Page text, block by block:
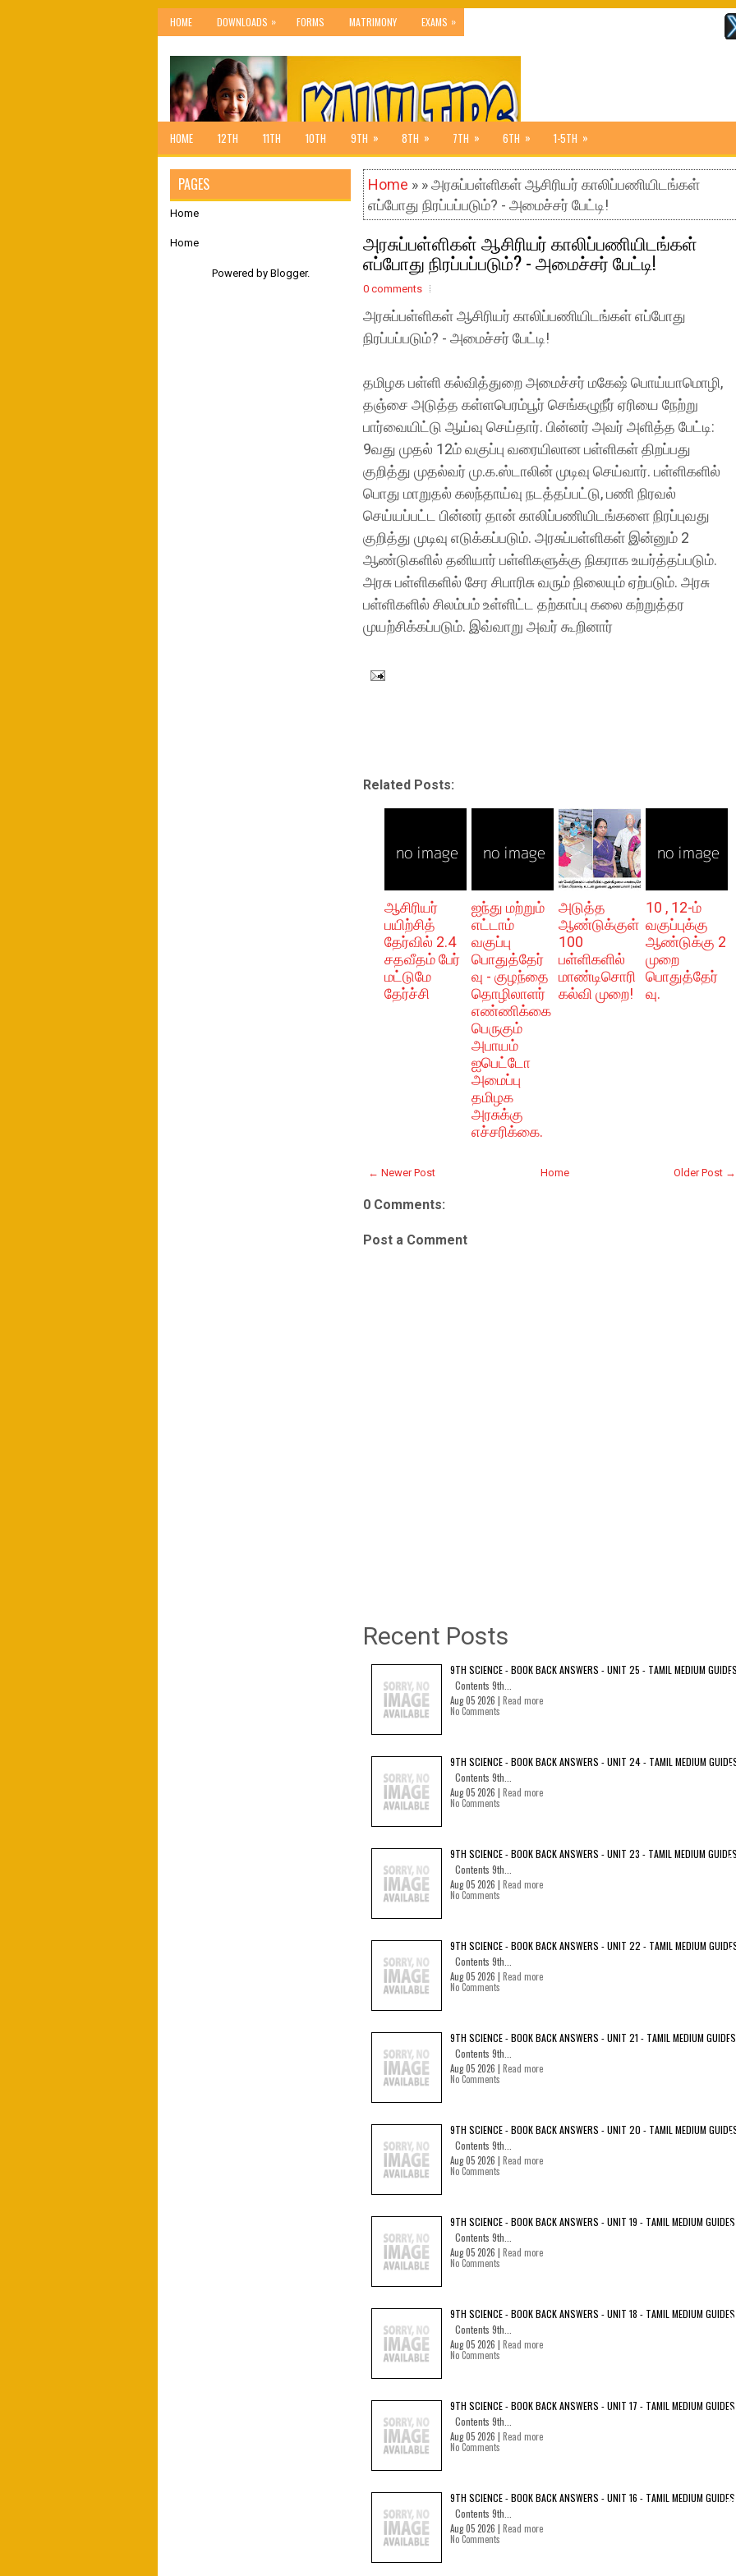
HOME DOWNLOADS » FORMS MATRIMONY EXAMS »
HOME 12TH 11TH 10TH 9TH » 8TH » 7TH » 6TH » 1-5TH »
Home » » அரசுப்பள்ளிகள் ஆசிரியர் காலிப்பணியிடங்கள்
எப்போது நிரப்பப்படும்? - அமைச்சர் பேட்டி!
அரசுப்பள்ளிகள் ஆசிரியர் காலிப்பணியிடங்கள்
எப்போது நிரப்பப்படும்? - அமைச்சர் பேட்டி!
0 comments
அரசுப்பள்ளிகள் ஆசிரியர் காலிப்பணியிடங்கள் எப்போது
நிரப்பப்படும்? - அமைச்சர் பேட்டி!
தமிழக பள்ளி கல்வித்துறை அமைச்சர் மகேஷ் பொய்யாமொழி,
தஞ்சை அடுத்த கள்ளபெரம்பூர் செங்கழுநீர் ஏரியை நேற்று
பார்வையிட்டு ஆய்வு செய்தார். பின்னர் அவர் அளித்த பேட்டி:
9வது முதல் 12ம் வகுப்பு வரையிலான பள்ளிகள் திறப்பது
குறித்து முதல்வர் மு.க.ஸ்டாலின் முடிவு செய்வார். பள்ளிகளில்
பொது மாறுதல் கலந்தாய்வு நடத்தப்பட்டு, பணி நிரவல்
செய்யப்பட்ட பின்னர் தான் காலிப்பணியிடங்களை நிரப்புவது
குறித்து முடிவு எடுக்கப்படும். அரசுப்பள்ளிகள் இன்னும் 2
ஆண்டுகளில் தனியார் பள்ளிகளுக்கு நிகராக உயர்த்தப்படும்.
அரசு பள்ளிகளில் சேர சிபாரிசு வரும் நிலையும் ஏற்படும். அரசு
பள்ளிகளில் சிலம்பம் உள்ளிட்ட தற்காப்பு கலை கற்றுத்தர
முயற்சிக்கப்படும். இவ்வாறு அவர் கூறினார்
Related Posts:
ஆசிரியர்
பயிற்சித்
தேர்வில் 2.4
சதவீதம் பேர்
மட்டுமே
தேர்ச்சி
ஐந்து மற்றும்
எட்டாம்
வகுப்பு
பொதுத்தேர்
வு - குழந்தை
தொழிலாளர்
எண்ணிக்கை
பெருகும்
அபாயம்
ஐபெட்டோ
அமைப்பு
தமிழக
அரசுக்கு
எச்சரிக்கை.
அடுத்த
ஆண்டுக்குள்
100
பள்ளிகளில்
மாண்டிசொரி
கல்வி முறை!
10 , 12-ம்
வகுப்புக்கு
ஆண்டுக்கு 2
முறை
பொதுத்தேர்
வு.
← Newer Post Older Post →
Home
0 Comments:
Post a Comment
Recent Posts
9TH SCIENCE - BOOK BACK ANSWERS - UNIT 25 - TAMIL MEDIUM
Contents 9th...
Aug 05 2026 | Read more
No Comments
9TH SCIENCE - BOOK BACK ANSWERS - UNIT 24 - TAMIL MEDIUM
Contents 9th...
Aug 05 2026 | Read more
No Comments
9TH SCIENCE - BOOK BACK ANSWERS - UNIT 23 - TAMIL MEDIUM
Contents 9th...
Aug 05 2026 | Read more
No Comments
9TH SCIENCE - BOOK BACK ANSWERS - UNIT 22 - TAMIL MEDIUM
Contents 9th...
Aug 05 2026 | Read more
No Comments
9TH SCIENCE - BOOK BACK ANSWERS - UNIT 21 - TAMIL MEDIUM GUIDES
Contents 9th...
Aug 05 2026 | Read more
No Comments
9TH SCIENCE - BOOK BACK ANSWERS - UNIT 20 - TAMIL MEDIUM
Contents 9th...
Aug 05 2026 | Read more
No Comments
9TH SCIENCE - BOOK BACK ANSWERS - UNIT 19 - TAMIL MEDIUM GUIDES
Contents 9th...
Aug 05 2026 | Read more
No Comments
9TH SCIENCE - BOOK BACK ANSWERS - UNIT 18 - TAMIL MEDIUM GUIDES
Contents 9th...
Aug 05 2026 | Read more
No Comments
9TH SCIENCE - BOOK BACK ANSWERS - UNIT 17 - TAMIL MEDIUM GUIDES
Contents 9th...
Aug 05 2026 | Read more
No Comments
9TH SCIENCE - BOOK BACK ANSWERS - UNIT 16 - TAMIL MEDIUM GUIDES
Contents 9th...
Aug 05 2026 | Read more
No Comments
PAGES
Home
Home
Powered by Blogger.